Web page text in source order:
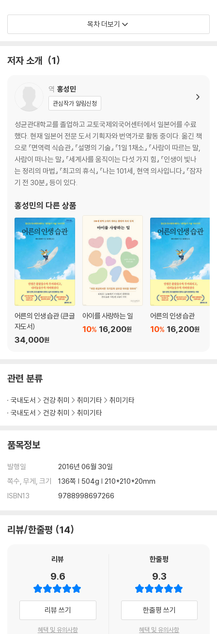
part 3_ 다양한 모양의 미니어처 백 만들기
미니 백팩 / 작은 메신저백 / 드럼형 파우치 / 사다리꼴 보스턴백 / 반원형
part 4. 미니 사이즈의 멋쟁이 아이템 만들기
Part 5. 작아도 편리한 디자인
미니 주머니 2종 / 프레임 미니 동전지갑 / 미니 테트라 파우치 / 미니 테트
라 파우치
part 6. 실물 크기 형지(가위로 오려 사용하기)
목차 더보기
저자 소개 1
역 홍성민
관심작가 알림신청
성균관대학교를 졸업하고 교토국제외국어센터에서 일본어를 수료
했다. 현재 일본어 전문 도서 기획자와 번역가로 활동 중이다. 옮긴 책
으로 『면역력 식습관』 『설명의 기술』 『1일 1채소』 『사람이 따르는 말,
사람이 떠나는 말』 『세계사를 움직이는 다섯 가지 힘』 『인생이 빛나
는 정리의 마법』 『최고의 휴식』 『나는 101세, 현역 의사입니다』 『잠자
기 전 30분』 등이 있다.
홍성민의 다른 상품
어른의 인생 습관 (큰글
자도서)
34,000원
아이를 사랑하는 일
16,200원
10%
어른의 인생 습관
16,200원
10%
관련 분류
국내도서 건강 취미 취미기타
취미기타
국내도서
건강 취미 취미기타
품목정보
발행일
2016년 06월 30일
쪽수, 무게, 크기
136쪽 | 504g | 210*210*20mm
ISBN13
9788998697266
리뷰/한줄평 14
리뷰
9.6
리뷰 쓰기
혜택 및 유의사항
한줄평
9.3
한줄평 쓰기
혜택 및 유의사항